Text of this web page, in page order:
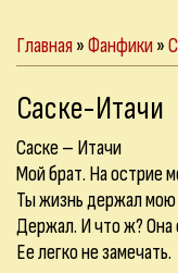
Главная»Фанфики»
Саске-Итачи
Саске – Итачи
Мой брат. На острие
Ты жизнь держал мою
Держал. И что ж? Она
Ее легко не замечать.